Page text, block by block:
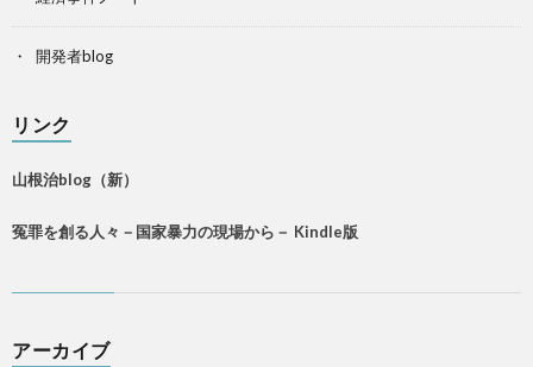
開発者blog
リンク
山根治blog（新）
冤罪を創る人々－国家暴力の現場から－ Kindle版
アーカイブ